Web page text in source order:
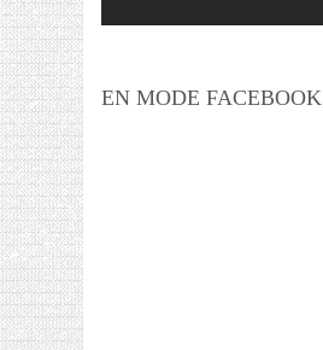
EN MODE FACEBOOK